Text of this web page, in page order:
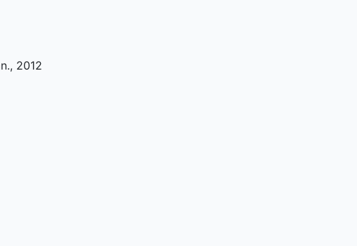
., 2012